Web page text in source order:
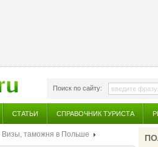
Поиск по сайту:
СТАТЬИ СПРАВОЧНИК ТУРИСТА
Визы, таможня в Польше